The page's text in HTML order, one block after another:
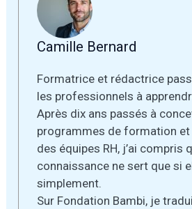
Camille Bernard
Formatrice et rédactrice
les professionnels à
Après dix ans passés à
programmes de formation
des équipes RH, j’ai compris
connaissance ne sert que si
simplement.
Sur Fondation Bambi, je